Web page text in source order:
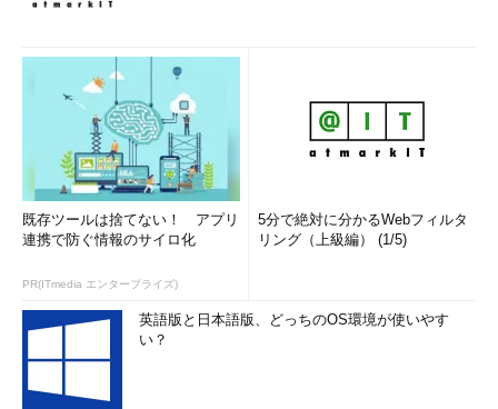
既存ツールは捨てない！ アプリ
連携で防ぐ情報のサイロ化
PR(ITmedia エンタープライズ)
5分で絶対に分かるWebフィルタ
リング（上級編） (1/5)
英語版と日本語版、どっちのOS環境が使いやす
い？